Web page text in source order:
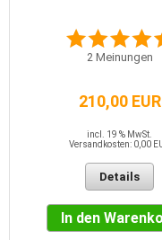
2 Meinungen
210,00 EUR
incl. 19 % MwSt.
Versandkosten: 0,00
Details
In den